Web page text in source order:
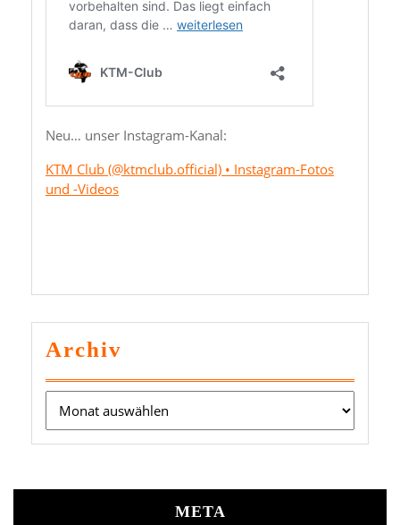
Neu… unser Instagram-Kanal:
KTM Club (@ktmclub.official) • Instagram-Fotos
und -Videos
Archiv
META